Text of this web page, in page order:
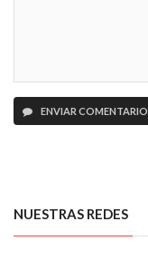
ENVIAR COMENTARIO
NUESTRAS REDES